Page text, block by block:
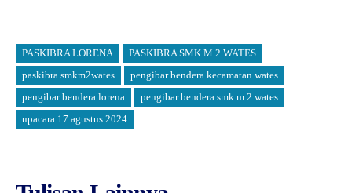
PASKIBRA LORENA
PASKIBRA SMK M 2 WATES
paskibra smkm2wates
pengibar bendera kecamatan wates
pengibar bendera lorena
pengibar bendera smk m 2 wates
upacara 17 agustus 2024